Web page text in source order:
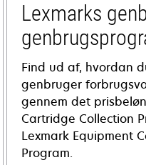
Lexmarks
Find ud af, hvordan
genbruger
gennem det
Cartridge Collection
Lexmark Equipment
Program.